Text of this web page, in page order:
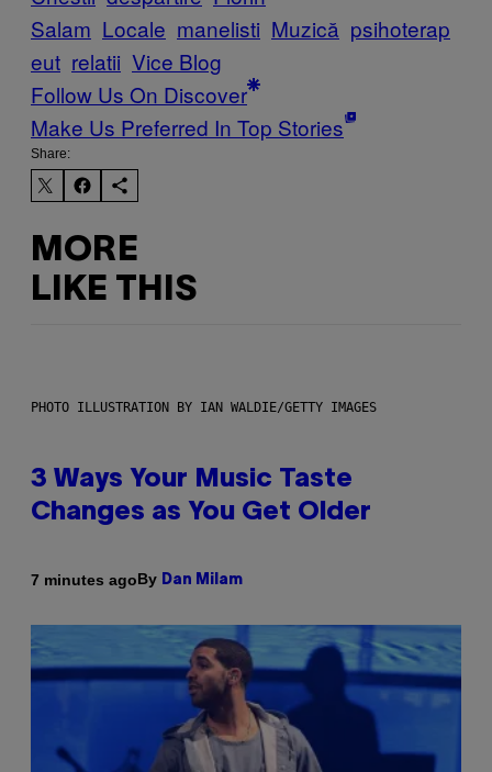
Salam Locale manelisti Muzică psihoterap
eut relatii Vice Blog
Follow Us On Discover
Make Us Preferred In Top Stories
Share:
MORE
LIKE THIS
PHOTO ILLUSTRATION BY IAN WALDIE/GETTY IMAGES
3 Ways Your Music Taste
Changes as You Get Older
7 minutes agoBy Dan Milam